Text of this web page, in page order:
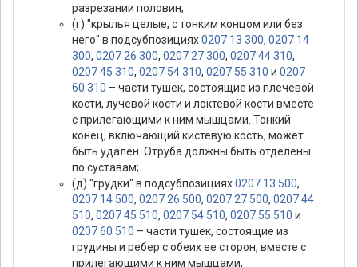
разрезании половин;
(г) "крылья целые, с тонким концом или без
него" в подсубпозициях0207 13 300, 0207 14
300, 0207 26 300, 0207 27 300, 0207 44 310,
0207 45 310, 0207 54 310, 0207 55 310 и 0207
60 310 – части тушек, состоящие из плечевой
кости, лучевой кости и локтевой кости вместе
с прилегающими к ним мышцами. Тонкий
конец, включающий кистевую кость, может
быть удален. Отруба должны быть отделены
по суставам;
(д) "грудки" в подсубпозициях0207 13 500,
0207 14 500, 0207 26 500, 0207 27 500, 0207 44
510, 0207 45 510, 0207 54 510, 0207 55 510 и
0207 60 510 – части тушек, состоящие из
грудины и ребер с обеих ее сторон, вместе с
прилегающими к ним мышцами;